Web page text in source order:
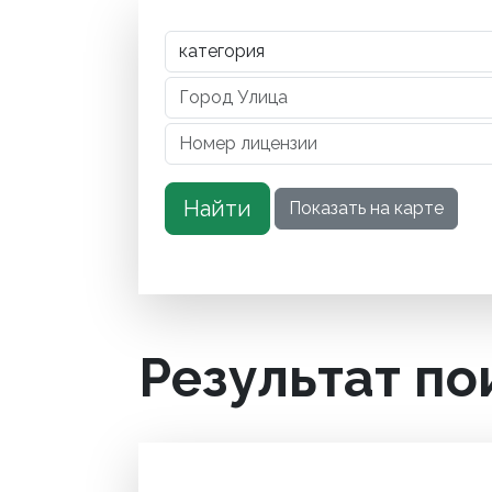
Результат